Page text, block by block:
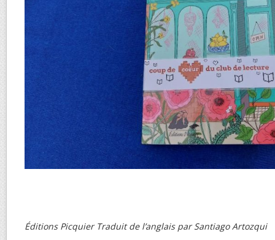
Éditions Picquier Traduit de l’anglais par Santiago Artozqui